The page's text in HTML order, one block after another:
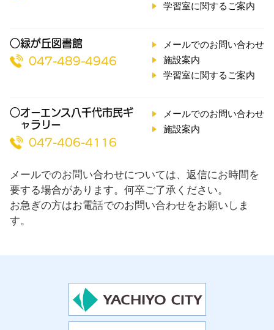
学習室に関するご案内
○緑が丘図書館
047-489-4946
メールでのお問い合わせ
施設案内
学習室に関するご案内
○オーエンス八千代市民ギ
ャラリー
047-406-4116
メールでのお問い合わせ
施設案内
メールでのお問い合わせについては、返信にお時間を
要する場合があります。何卒ご了承ください。
お急ぎの方はお電話でのお問い合わせをお願いしま
す。